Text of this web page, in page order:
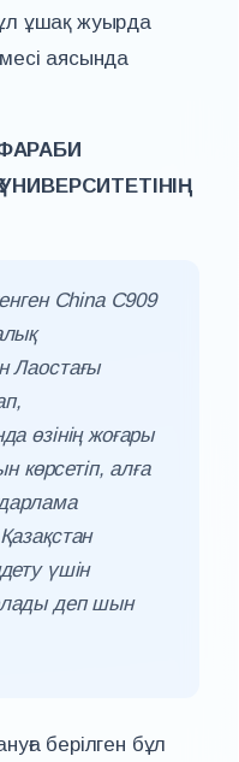
ұшақ жуырда
аясында
China C909
Лаостағы
өзінің жоғары
көрсетіп, алға
үшін
деп шын
берілген бұл